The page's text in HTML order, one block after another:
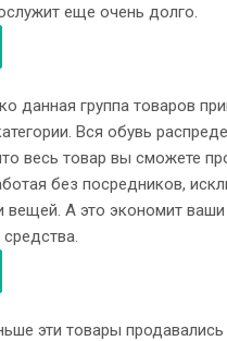
еще очень долго.
данная группа товаров
Вся обувь
весь товар вы сможете
без посредников,
вещей. А это экономит ваши
эти товары продавались